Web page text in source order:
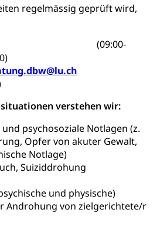
regelmässig geprüft wird,
(09:00-
verstehen wir:
psychosoziale Notlagen (z.
Opfer von akuter Gewalt,
Notlage)
Suiziddrohung
und physische)
Androhung von zielgerichtete/r
mit BM
Schulpflicht
Schulferien
Schuldienste
Schulliste
Schulen
für Ausbildung
(beruf.lu.ch)
Höhere Berufsbildung
Pädagogische
PHLU
Luzern hslu
Studium,
akademische Ausbildung,
universitäre
Master, Doktorat,
Entwicklung,
Luzern,
Luzern, PH Luzern, UniLU,
Hochschulbildung
Krippe, Kinderhort,
Tagesmutter,
Jahr